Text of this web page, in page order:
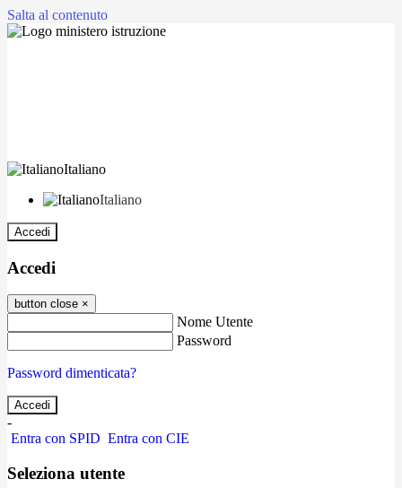
Salta al contenuto
Italiano
Italiano
Accedi
Accedi
button close ×
Nome Utente
Password
Password dimenticata?
-
Entra con SPID Entra con CIE
Seleziona utente